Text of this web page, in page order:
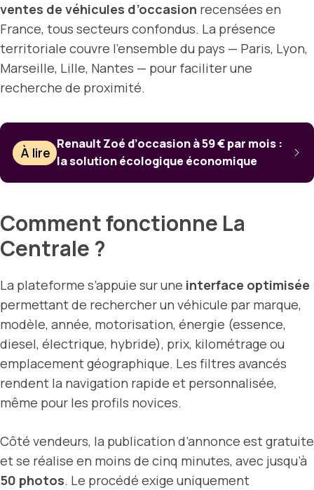
ventes de véhicules d’occasion recensées en
France, tous secteurs confondus. La présence
territoriale couvre l’ensemble du pays — Paris, Lyon,
Marseille, Lille, Nantes — pour faciliter une
recherche de proximité.
À lire
Renault Zoé d’occasion à 59 € par mois :
la solution écologique économique
Comment fonctionne La
Centrale ?
La plateforme s’appuie sur une interface optimisée
permettant de rechercher un véhicule par marque,
modèle, année, motorisation, énergie (essence,
diesel, électrique, hybride), prix, kilométrage ou
emplacement géographique. Les filtres avancés
rendent la navigation rapide et personnalisée,
même pour les profils novices.
Côté vendeurs, la publication d’annonce est gratuite
et se réalise en moins de cinq minutes, avec jusqu’à
50 photos. Le procédé exige uniquement